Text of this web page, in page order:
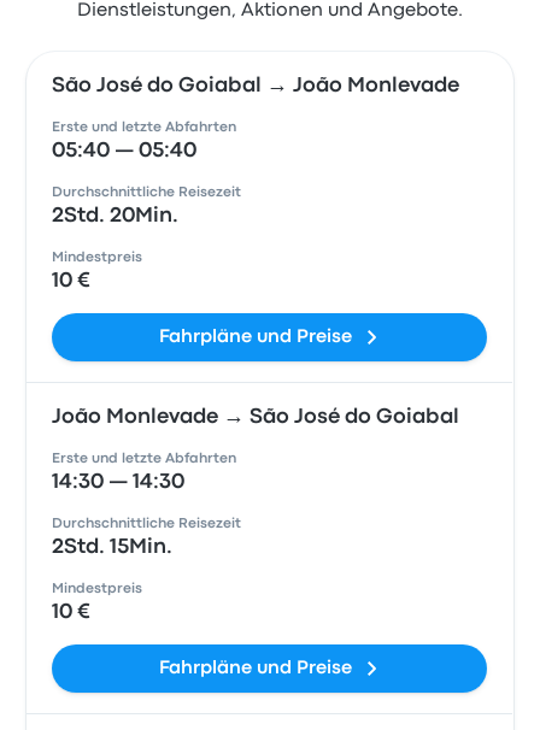
Dienstleistungen, Aktionen und Angebote.
São José do Goiabal → João Monlevade
Erste und letzte Abfahrten
05:40 — 05:40
Durchschnittliche Reisezeit
2Std. 20Min.
Mindestpreis
10 €
Fahrpläne und Preise
João Monlevade → São José do Goiabal
Erste und letzte Abfahrten
14:30 — 14:30
Durchschnittliche Reisezeit
2Std. 15Min.
Mindestpreis
10 €
Fahrpläne und Preise